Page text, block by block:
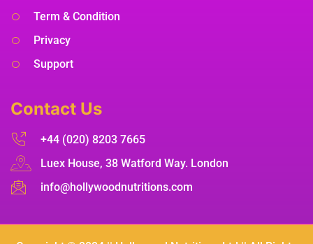
Term & Condition
Privacy
Support
Contact Us
+44 (020) 8203 7665
Luex House, 38 Watford Way. London
info@hollywoodnutritions.com